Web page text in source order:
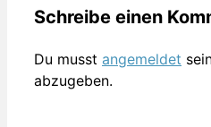
Schreibe einen
Du musst angemeldet
abzugeben.